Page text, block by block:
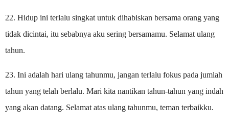
22. Hidup ini terlalu singkat untuk dihabiskan bersama orang yang
tidak dicintai, itu sebabnya aku sering bersamamu. Selamat ulang
tahun.
23. Ini adalah hari ulang tahunmu, jangan terlalu fokus pada jumlah
tahun yang telah berlalu. Mari kita nantikan tahun-tahun yang indah
yang akan datang. Selamat atas ulang tahunmu, teman terbaikku.